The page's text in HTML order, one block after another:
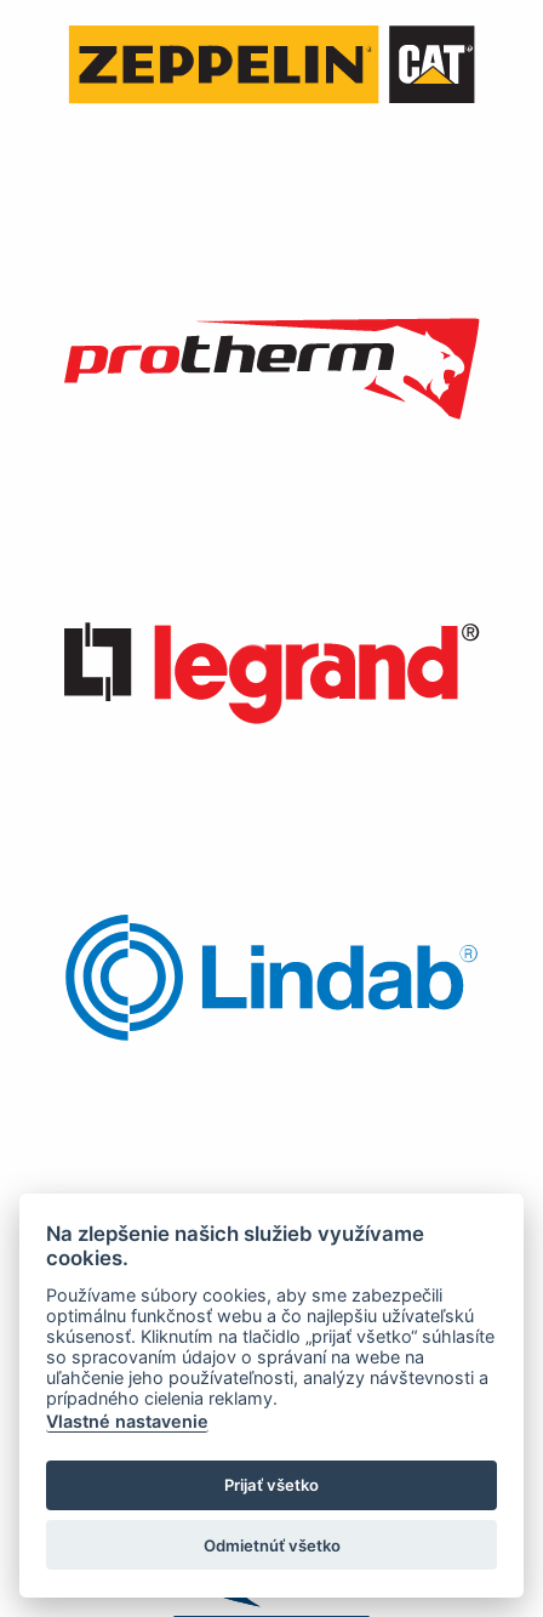
Na zlepšenie našich služieb využívame
cookies.
Používame súbory cookies, aby sme zabezpečili
optimálnu funkčnosť webu a čo najlepšiu užívateľskú
skúsenosť. Kliknutím na tlačidlo „prijať všetko“ súhlasíte
so spracovaním údajov o správaní na webe na
uľahčenie jeho používateľnosti, analýzy návštevnosti a
prípadného cielenia reklamy.
Vlastné nastavenie
Prijať všetko
Odmietnúť všetko